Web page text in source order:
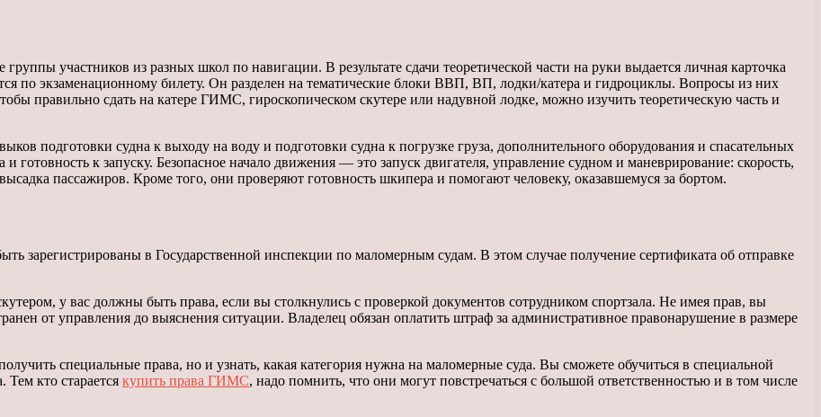
участников из разных школ по навигации. В результате сдачи теоретической части на руки выдается личная карточка
по экзаменационному билету. Он разделен на тематические блоки ВВП, ВП, лодки/катера и гидроциклы. Вопросы из них
правильно сдать на катере ГИМС, гироскопическом скутере или надувной лодке, можно изучить теоретическую часть и
подготовки судна к выходу на воду и подготовки судна к погрузке груза, дополнительного оборудования и спасательных
готовность к запуску. Безопасное начало движения — это запуск двигателя, управление судном и маневрирование: скорость,
пассажиров. Кроме того, они проверяют готовность шкипера и помогают человеку, оказавшемуся за бортом.
зарегистрированы в Государственной инспекции по маломерным судам. В этом случае получение сертификата об отправке
у вас должны быть права, если вы столкнулись с проверкой документов сотрудником спортзала. Не имея прав, вы
от управления до выяснения ситуации. Владелец обязан оплатить штраф за административное правонарушение в размере
специальные права, но и узнать, какая категория нужна на маломерные суда. Вы сможете обучиться в специальной
Тем кто старается купить права ГИМС, надо помнить, что они могут повстречаться с большой ответственностью и в том числе